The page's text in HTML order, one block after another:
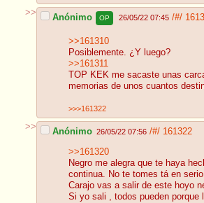
>> Anónimo OP 26/05/22 07:45 /#/
>>161310
Posiblemente. ¿Y luego?
>>161311
TOP KEK me sacaste unas
memorias de unos cuantos
>>>161322
>> Anónimo 26/05/22 07:56 /#/ 161322
>>161320
Negro me alegra que te haya
continua. No te tomes tá en
Carajo vas a salir de este hoyo
Si yo sali , todos pueden